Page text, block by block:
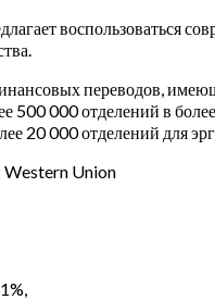
воспользоваться
переводов,
000 отделений в
20 000 отделений для
Western Union